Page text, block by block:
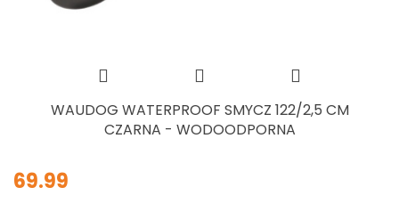
WAUDOG WATERPROOF SMYCZ 122/2,5 CM
CZARNA - WODOODPORNA
69.99